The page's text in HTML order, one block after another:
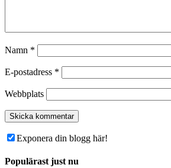
Namn *
E-postadress *
Webbplats
Exponera din blogg här!
Populärast just nu